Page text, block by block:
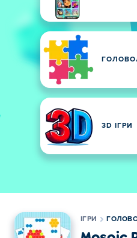
3D ІГРИ
ІГРИ